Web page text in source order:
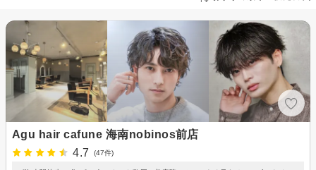
Agu hair cafune 海南nobinos前店
4.7
(47件)